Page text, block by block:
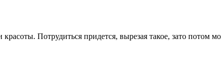
Потрудиться придется, вырезая такое, зато потом